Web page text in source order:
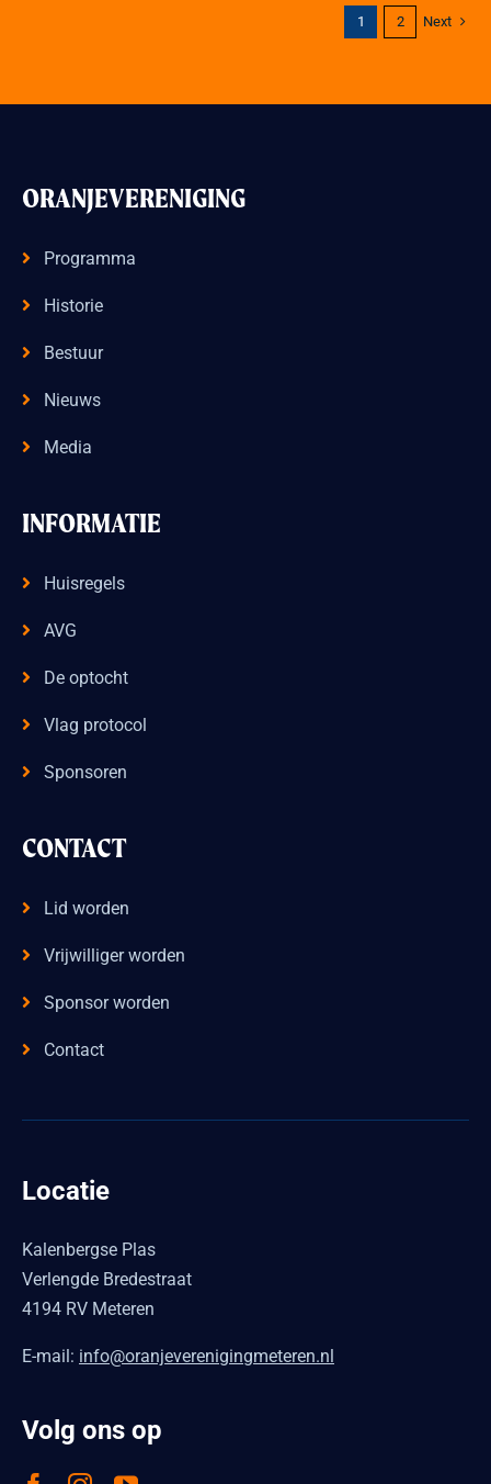
1 2 Next
ORANJEVERENIGING
Programma
Historie
Bestuur
Nieuws
Media
INFORMATIE
Huisregels
AVG
De optocht
Vlag protocol
Sponsoren
CONTACT
Lid worden
Vrijwilliger worden
Sponsor worden
Contact
Locatie
Kalenbergse Plas
Verlengde Bredestraat
4194 RV Meteren
E-mail: info@oranjeverenigingmeteren.nl
Volg ons op